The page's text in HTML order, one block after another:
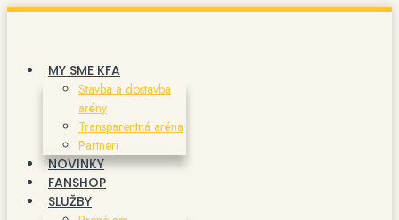
Preskočiť
MY SME KFA
Stavba a dostavba
arény
Transparentná aréna
Partneri
NOVINKY
FANSHOP
SLUŽBY